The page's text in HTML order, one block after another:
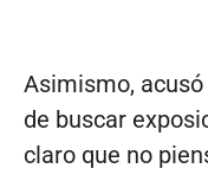
Asimismo,
de buscar
claro que no